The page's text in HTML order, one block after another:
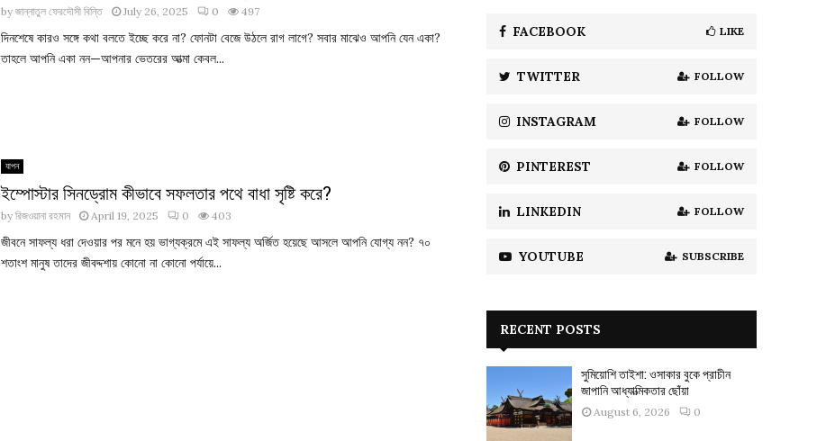
byজান্নাতুল ফেরদৌসী বিন্তি July 26, 2025 0 497
দিনশেষে কারও সঙ্গে কথা বলতে ইচ্ছে করে না? ফোনটা বেজে উঠলে রাগ লাগে? সবার মাঝেও আপনি যেন একা?
তাহলে আপনি একা নন—আপনার ভেতরের আত্মা কেবল...
যাপন
ইম্পোস্টার সিনড্রোম কীভাবে সফলতার পথে বাধা সৃষ্টি করে?
byরিজওয়ানা রহমান April 19, 2025 0 403
জীবনে সাফল্য ধরা দেওয়ার পর মনে হয় ভাগ্যক্রমে এই সাফল্য অর্জিত হয়েছে আসলে আপনি যোগ্য নন? ৭০
শতাংশ মানুষ তাদের জীবদ্দশায় কোনো না কোনো পর্যায়ে...
C
H
FACEBOOK LIKE
TWITTER FOLLOW
INSTAGRAM FOLLOW
PINTEREST FOLLOW
LINKEDIN FOLLOW
YOUTUBE SUBSCRIBE
RECENT POSTS
সুমিয়োশি তাইশা: ওসাকার বুকে প্রাচীন
জাপানি আধ্যাত্মিকতার ছোঁয়া
August 6, 2026 0